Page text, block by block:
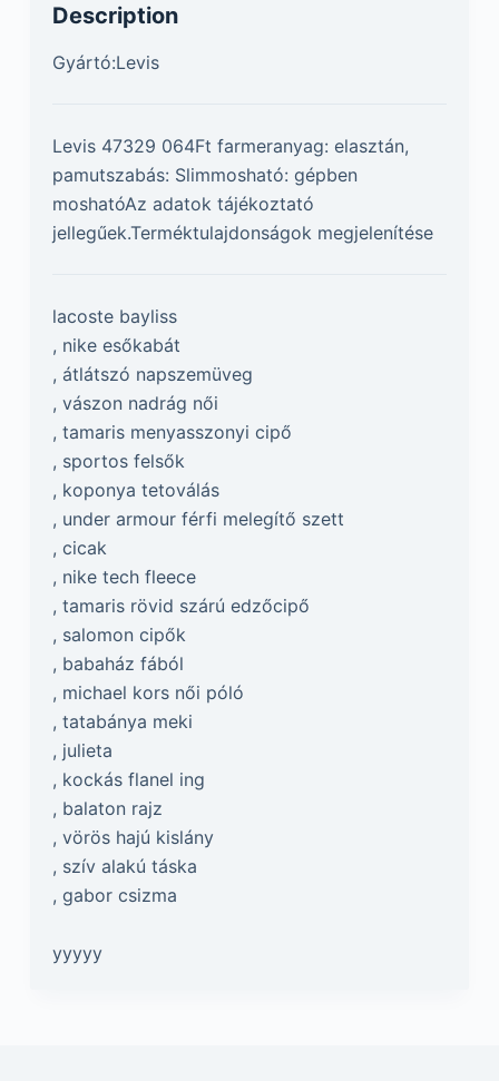
Description
Gyártó:Levis
Levis 47329 064Ft farmeranyag: elasztán,
pamutszabás: Slimmosható: gépben
moshatóAz adatok tájékoztató
jellegűek.Terméktulajdonságok megjelenítése
lacoste bayliss
, nike esőkabát
, átlátszó napszemüveg
, vászon nadrág női
, tamaris menyasszonyi cipő
, sportos felsők
, koponya tetoválás
, under armour férfi melegítő szett
, cicak
, nike tech fleece
, tamaris rövid szárú edzőcipő
, salomon cipők
, babaház fából
, michael kors női póló
, tatabánya meki
, julieta
, kockás flanel ing
, balaton rajz
, vörös hajú kislány
, szív alakú táska
, gabor csizma
yyyyy